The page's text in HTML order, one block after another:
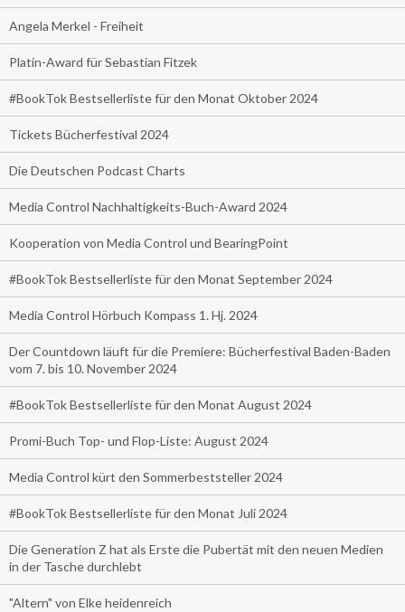
Angela Merkel - Freiheit
Platin-Award für Sebastian Fitzek
#BookTok Bestsellerliste für den Monat Oktober 2024
Tickets Bücherfestival 2024
Die Deutschen Podcast Charts
Media Control Nachhaltigkeits-Buch-Award 2024
Kooperation von Media Control und BearingPoint
#BookTok Bestsellerliste für den Monat September 2024
Media Control Hörbuch Kompass 1. Hj. 2024
Der Countdown läuft für die Premiere: Bücherfestival Baden-Baden
vom 7. bis 10. November 2024
#BookTok Bestsellerliste für den Monat August 2024
Promi-Buch Top- und Flop-Liste: August 2024
Media Control kürt den Sommerbeststeller 2024
#BookTok Bestsellerliste für den Monat Juli 2024
Die Generation Z hat als Erste die Pubertät mit den neuen Medien
in der Tasche durchlebt
"Altern" von Elke heidenreich